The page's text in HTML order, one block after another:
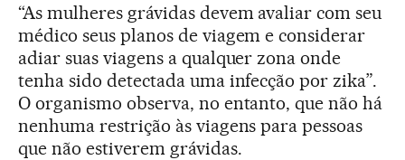
“As mulheres grávidas devem avaliar com seu
médico seus planos de viagem e considerar
adiar suas viagens a qualquer zona onde
tenha sido detectada uma infecção por zika”.
O organismo observa, no entanto, que não há
nenhuma restrição às viagens para pessoas
que não estiverem grávidas.